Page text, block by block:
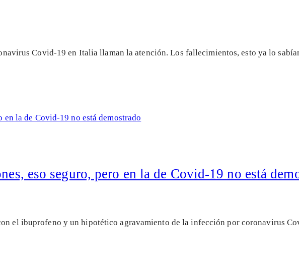
Covid-19 en Italia llaman la atención. Los fallecimientos, esto ya lo
eso seguro, pero en la de Covid-19 no está
el ibuprofeno y un hipotético agravamiento de la infección por coronavirus